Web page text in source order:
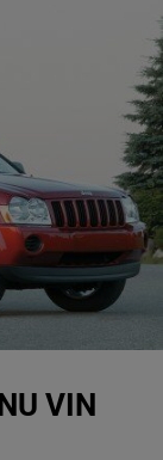
VIN